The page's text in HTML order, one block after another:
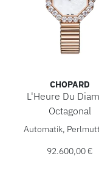
CHOPARD
L'Heure Du
Octagonal
Chopard L'Heure
Automatik,
92.600,00 €